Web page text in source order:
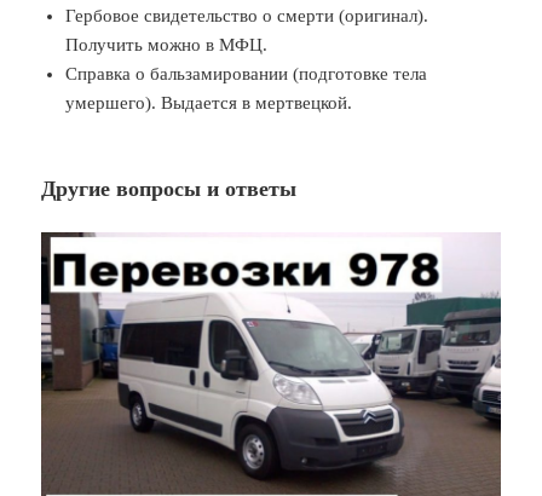
Гербовое свидетельство о смерти (оригинал).
Получить можно в МФЦ.
Справка о бальзамировании (подготовке тела
умершего). Выдается в мертвецкой.
Другие вопросы и ответы